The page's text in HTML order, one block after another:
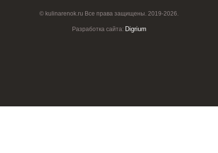
© kulinarenok.ru Все права защищены. 2019-2026.
Разработка сайта: Digrium